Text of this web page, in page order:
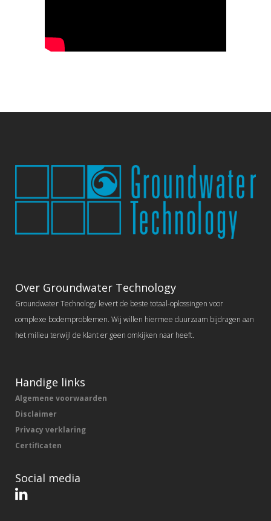
Over Groundwater Technology
Groundwater Technology levert de beste totaal-oplossingen voor
complexe bodemproblemen. Wij willen hiermee duurzaam bijdragen aan
het milieu terwijl de klant er geen omkijken naar heeft.
Handige links
Algemene voorwaarden
Disclaimer
Privacy verklaring
Certificaten
Social media